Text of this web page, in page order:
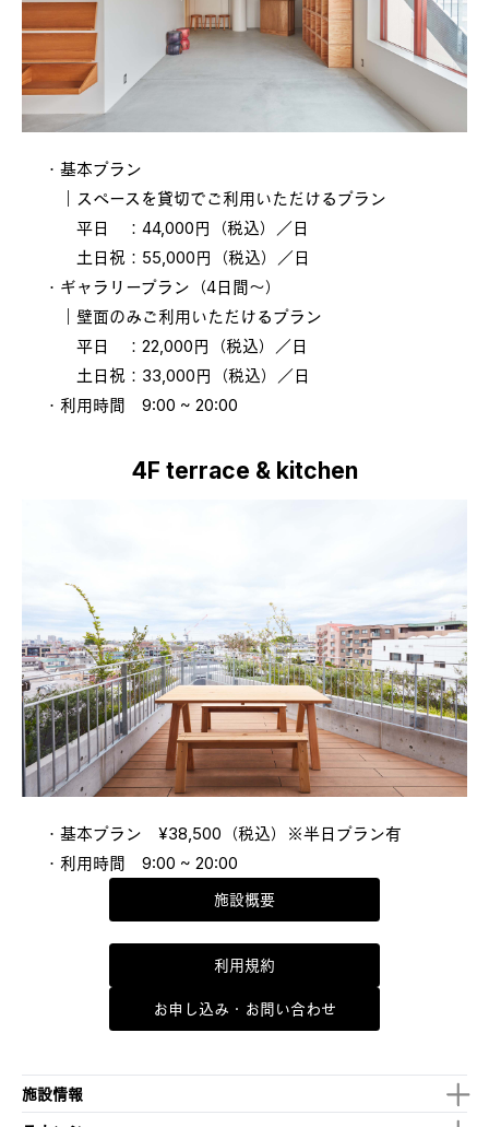
・基本プラン
｜スペースを貸切でご利用いただけるプラン
平日　：44,000円（税込）／日
土日祝：55,000円（税込）／日
・ギャラリープラン（4日間～）
｜壁面のみご利用いただけるプラン
平日　：22,000円（税込）／日
土日祝：33,000円（税込）／日
4F terrace & kitchen
・基本プラン　¥38,500（税込）※半日プラン有
・利用時間　9:00 ~ 20:00
施設概要
利用規約
お申し込み・お問い合わせ
施設情報